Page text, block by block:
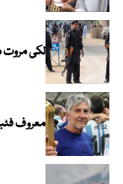
لکی مروت
معروف